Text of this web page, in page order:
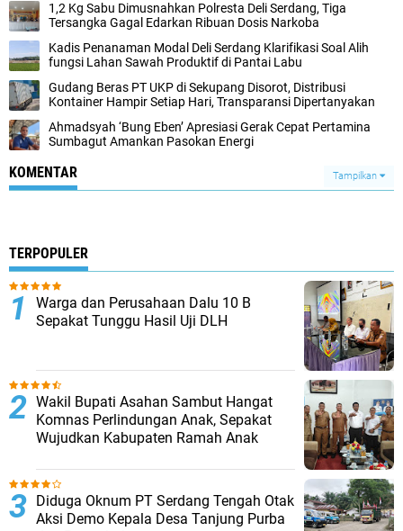
1,2 Kg Sabu Dimusnahkan Polresta Deli Serdang, Tiga
Tersangka Gagal Edarkan Ribuan Dosis Narkoba
Kadis Penanaman Modal Deli Serdang Klarifikasi Soal Alih
fungsi Lahan Sawah Produktif di Pantai Labu
Gudang Beras PT UKP di Sekupang Disorot, Distribusi
Kontainer Hampir Setiap Hari, Transparansi Dipertanyakan
Ahmadsyah ‘Bung Eben’ Apresiasi Gerak Cepat Pertamina
Sumbagut Amankan Pasokan Energi
KOMENTAR Tampilkan
TERPOPULER
Warga dan Perusahaan Dalu 10 B
Sepakat Tunggu Hasil Uji DLH
Wakil Bupati Asahan Sambut Hangat
Komnas Perlindungan Anak, Sepakat
Wujudkan Kabupaten Ramah Anak
Diduga Oknum PT Serdang Tengah Otak
Aksi Demo Kepala Desa Tanjung Purba